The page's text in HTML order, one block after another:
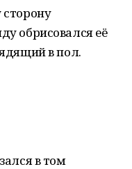
обрисовался её
в пол.
в том